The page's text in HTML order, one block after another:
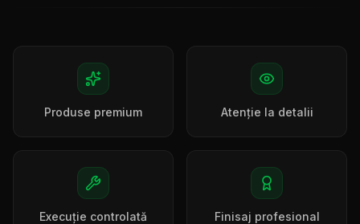
Produse premium Atenție la detalii
Execuție controlată Finisaj profesional